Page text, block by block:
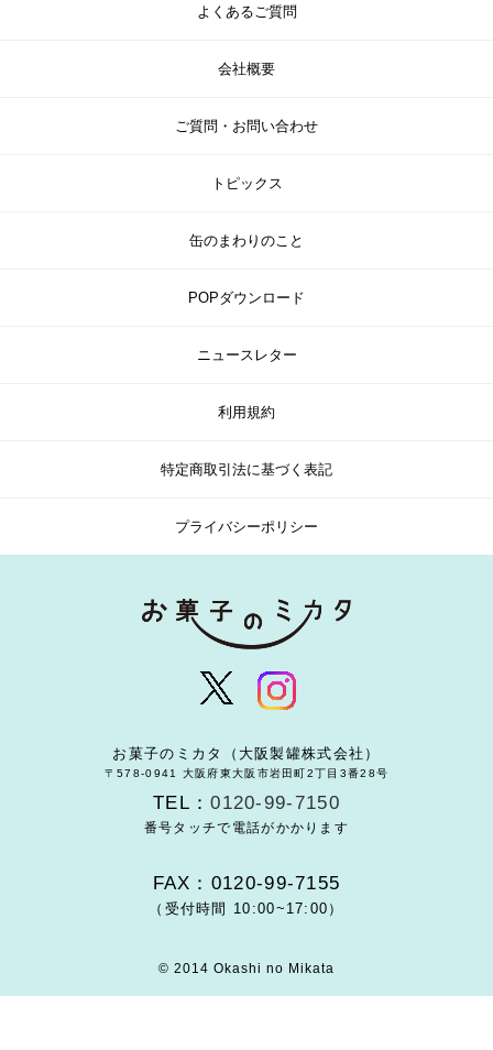
よくあるご質問
会社概要
ご質問・お問い合わせ
トピックス
缶のまわりのこと
POPダウンロード
ニュースレター
利用規約
特定商取引法に基づく表記
プライバシーポリシー
お菓子のミカタ（大阪製罐株式会社）
〒578-0941 大阪府東大阪市岩田町2丁目3番28号
TEL：0120-99-7150
番号タッチで電話がかかります
FAX：0120-99-7155
（受付時間 10:00~17:00）
© 2014 Okashi no Mikata